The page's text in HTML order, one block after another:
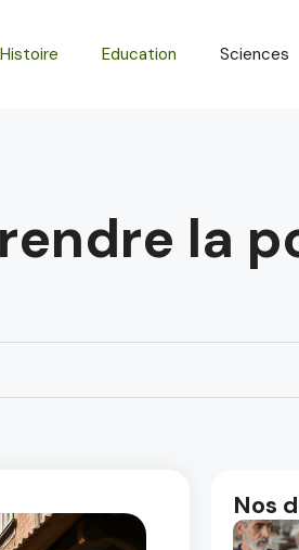
Histoire Education Sciences
la
Nos